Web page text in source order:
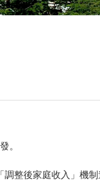
。
整後家庭收入」機